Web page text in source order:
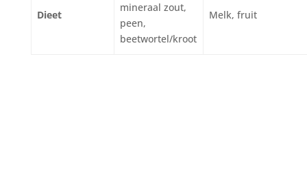
Dieet
mineraal zout,
peen,
beetwortel/kroot
Melk, fruit